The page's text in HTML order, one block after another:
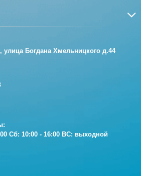
улица Богдана Хмельницкого д.44
Сб: 10:00 - 16:00 ВС: выходной